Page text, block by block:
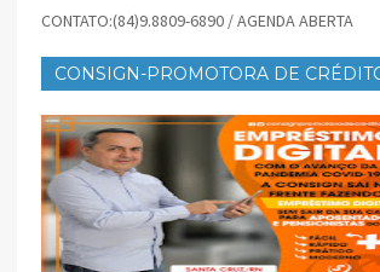
CONTATO:(84)9.8809-6890 / AGENDA ABERTA
CONSIGN-PROMOTORA DE